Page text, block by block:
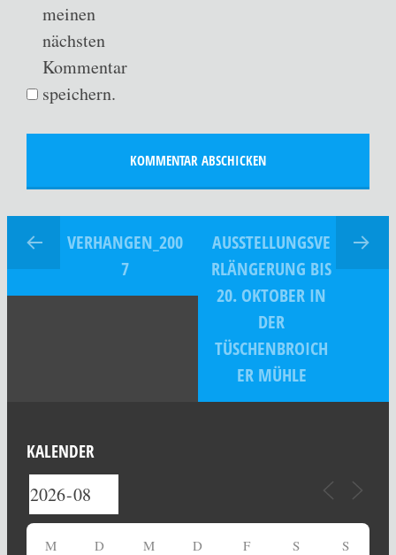
meinen
nächsten
Kommentar
speichern.
VERHANGEN_200
7
AUSSTELLUNGSVE
RLÄNGERUNG BIS
20. OKTOBER IN
DER
TÜSCHENBROICH
ER MÜHLE
KALENDER
M D M D F S S